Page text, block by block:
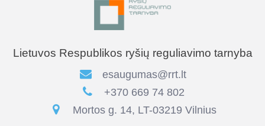
Lietuvos Respublikos ryšių reguliavimo tarnyba
esaugumas@rrt.lt
+370 669 74 802
Mortos g. 14, LT-03219 Vilnius